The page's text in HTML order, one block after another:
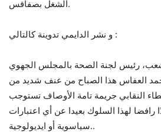
الشغل بصفاقس.
و نشر الدايمي تدوينة كالتالي :
رئيس لجنة الصحة بالمجلس الجهوي
العفاس هذا الصباح من عنف شديد من
النقابي جريمة تامة الأوصاف تستوجب
رافضا لهذا السلوك بعيدا عن أي اعتبارات
سياسوية أو ايديولوجية..